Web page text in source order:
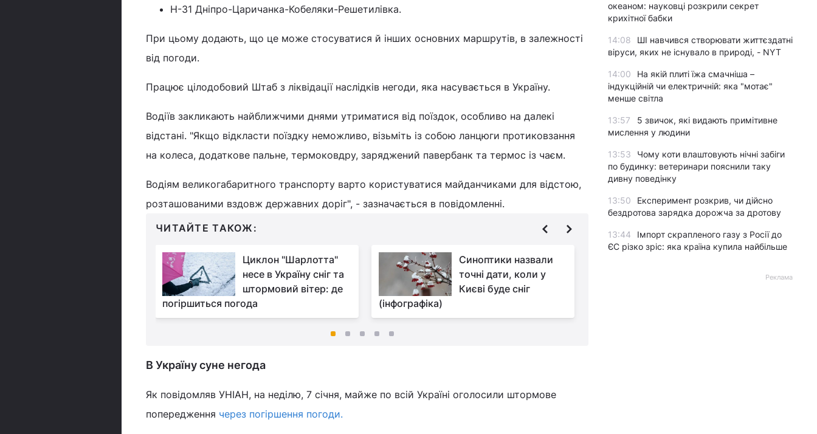
Н-31 Дніпро-Царичанка-Кобеляки-Решетилівка.
При цьому додають, що це може стосуватися й інших основних маршрутів, в залежності
від погоди.
Працює цілодобовий Штаб з ліквідації наслідків негоди, яка насувається в Україну.
Водіїв закликають найближчими днями утриматися від поїздок, особливо на далекі
відстані. "Якщо відкласти поїздку неможливо, візьміть із собою ланцюги протиковзання
на колеса, додаткове пальне, термоковдру, заряджений павербанк та термос із чаєм.
Водіям великогабаритного транспорту варто користуватися майданчиками для відстою,
розташованими вздовж державних доріг", - зазначається в повідомленні.
ЧИТАЙТЕ ТАКОЖ:
Циклон "Шарлотта"
несе в Україну сніг та
штормовий вітер: де
погіршиться погода
Синоптики назвали
точні дати, коли у
Києві буде сніг
(інфографіка)
В Україну суне негода
Як повідомляв УНІАН, на неділю, 7 січня, майже по всій Україні оголосили штормове
попередження через погіршення погоди.
океаном: науковці розкрили секрет
крихітної бабки
14:08
ШІ навчився створювати життєздатні
віруси, яких не існувало в природі, - NYT
14:00
На якій плиті їжа смачніша –
індукційній чи електричній: яка "мотає"
менше світла
13:57
5 звичок, які видають примітивне
мислення у людини
13:53
Чому коти влаштовують нічні забіги
по будинку: ветеринари пояснили таку
дивну поведінку
13:50
Експеримент розкрив, чи дійсно
бездротова зарядка дорожча за дротову
13:44
Імпорт скрапленого газу з Росії до
ЄС різко зріс: яка країна купила найбільше
Реклама